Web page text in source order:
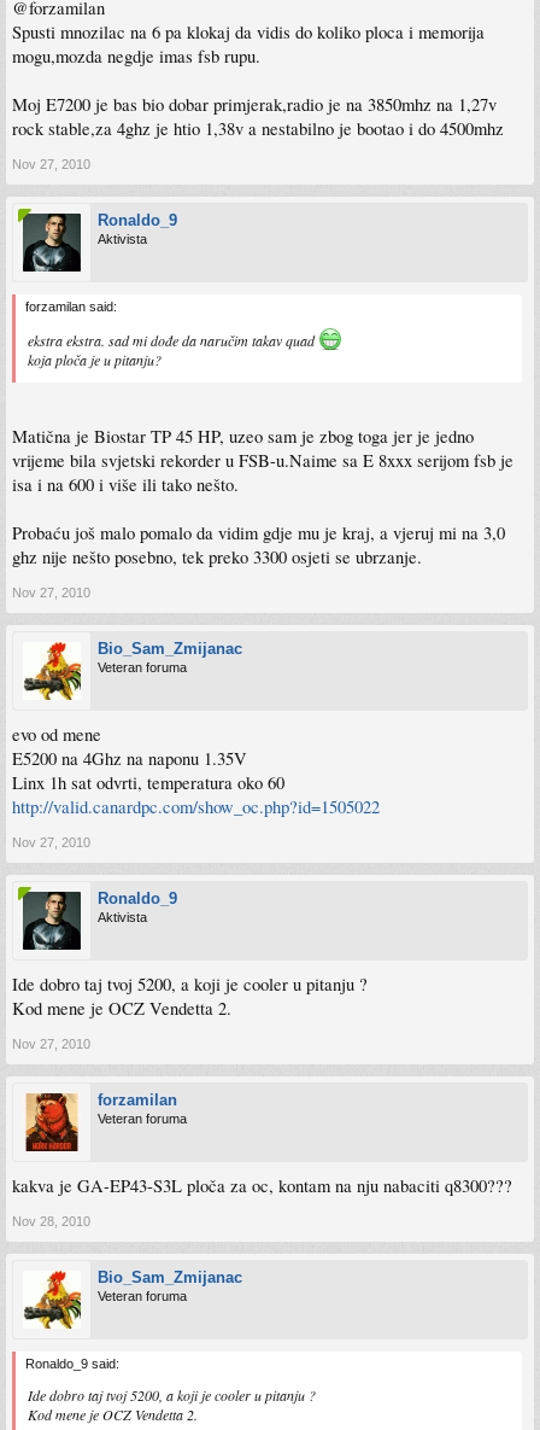
@forzamilan
Spusti mnozilac na 6 pa klokaj da vidis do koliko ploca i memorija
mogu,mozda negdje imas fsb rupu.
Moj E7200 je bas bio dobar primjerak,radio je na 3850mhz na 1,27v
rock stable,za 4ghz je htio 1,38v a nestabilno je bootao i do 4500mhz
Nov 27, 2010
Ronaldo_9
Aktivista
forzamilan said:
ekstra ekstra. sad mi dođe da naručim takav quad
koja ploča je u pitanju?
Matična je Biostar TP 45 HP, uzeo sam je zbog toga jer je jedno
vrijeme bila svjetski rekorder u FSB-u.Naime sa E 8xxx serijom fsb je
isa i na 600 i više ili tako nešto.
Probaću još malo pomalo da vidim gdje mu je kraj, a vjeruj mi na 3,0
ghz nije nešto posebno, tek preko 3300 osjeti se ubrzanje.
Nov 27, 2010
Bio_Sam_Zmijanac
Veteran foruma
evo od mene
E5200 na 4Ghz na naponu 1.35V
Linx 1h sat odvrti, temperatura oko 60
http://valid.canardpc.com/show_oc.php?id=1505022
Nov 27, 2010
Ronaldo_9
Aktivista
Ide dobro taj tvoj 5200, a koji je cooler u pitanju ?
Kod mene je OCZ Vendetta 2.
Nov 27, 2010
forzamilan
Veteran foruma
kakva je GA-EP43-S3L ploča za oc, kontam na nju nabaciti q8300???
Nov 28, 2010
Bio_Sam_Zmijanac
Veteran foruma
Ronaldo_9 said:
Ide dobro taj tvoj 5200, a koji je cooler u pitanju ?
Kod mene je OCZ Vendetta 2.